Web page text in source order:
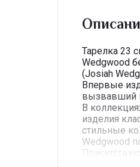
Тарелка 23
Wedgwood
(Josiah
Впервые
вызвавший
В
изделия
стильные
Wedgwood